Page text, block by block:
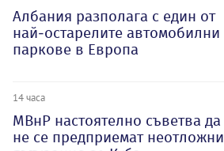
Албания разполага с един от
най-остарелите автомобилни
паркове в Европа
14 часа
МВнР настоятелно съветва да
не се предприемат неотложни